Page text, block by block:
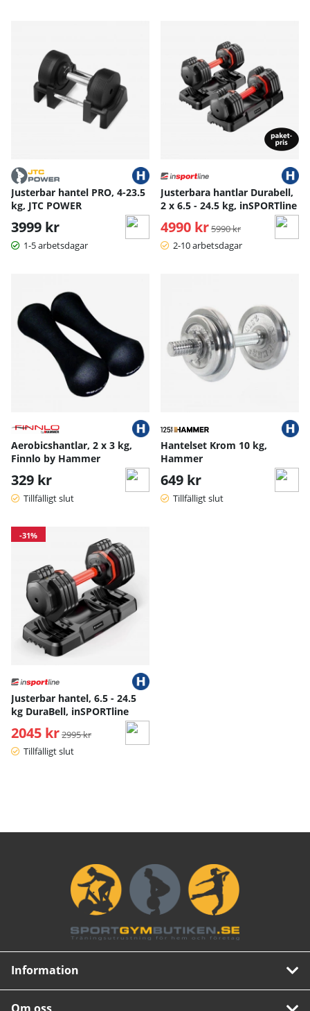
Justerbar hantel PRO, 4-23.5
kg, JTC POWER
3999 kr
1-5 arbetsdagar
Justerbara hantlar Durabell,
2 x 6.5 - 24.5 kg, inSPORTline
4990 kr Ordinarie pris:
5990 kr
2-10 arbetsdagar
Aerobicshantlar, 2 x 3 kg,
Finnlo by Hammer
329 kr
Tillfälligt slut
Hantelset Krom 10 kg,
Hammer
649 kr
Tillfälligt slut
-31%
Justerbar hantel, 6.5 - 24.5
kg DuraBell, inSPORTline
2045 kr Ordinarie pris:
2995 kr
Tillfälligt slut
Information